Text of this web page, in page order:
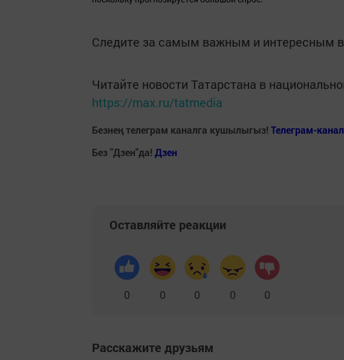
Следите за самым важным и интересным в
Читайте новости Татарстана в
https://max.ru/tatmedia
Безнең телеграм каналга кушылыгыз! Телеграм-канал
Без "Дзен"да! Дзен
Оставляйте реакции
0 0 0 0 0
Расскажите друзьям